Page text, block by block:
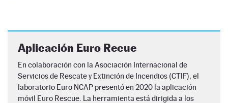
Aplicación Euro Recue
En colaboración con la Asociación Internacional de
Servicios de Rescate y Extinción de Incendios (CTIF), el
laboratorio Euro NCAP presentó en 2020 la aplicación
móvil Euro Rescue. La herramienta está dirigida a los